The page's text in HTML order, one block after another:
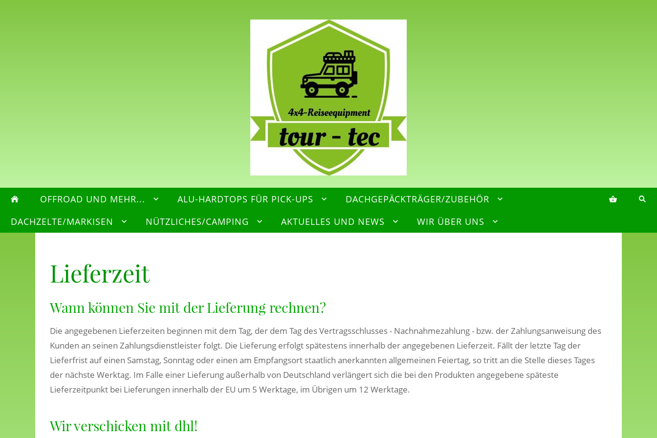
OFFROAD UND MEHR... ALU-HARDTOPS FÜR PICK-UPS
DACHGEPÄCKTRÄGER/ZUBEHÖR
DACHZELTE/MARKISEN
NÜTZLICHES/CAMPING AKTUELLES UND NEWS WIR ÜBER UNS
Lieferzeit
Wann können Sie mit der Lieferung rechnen?
Die angegebenen Lieferzeiten beginnen mit dem Tag, der dem Tag des Vertragsschlusses - Nachnahmezahlung - bzw. der Zahlungsanweisung des
Kunden an seinen Zahlungsdienstleister folgt. Die Lieferung erfolgt spätestens innerhalb der angegebenen Lieferzeit. Fällt der letzte Tag der
Lieferfrist auf einen Samstag, Sonntag oder einen am Empfangsort staatlich anerkannten allgemeinen Feiertag, so tritt an die Stelle dieses Tages
der nächste Werktag. Im Falle einer Lieferung außerhalb von Deutschland verlängert sich die bei den Produkten angegebene späteste
Lieferzeitpunkt bei Lieferungen innerhalb der EU um 5 Werktage, im Übrigen um 12 Werktage.
Wir verschicken mit dhl!